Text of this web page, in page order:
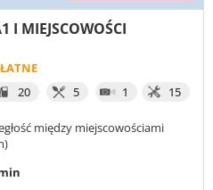
I MIEJSCOWOŚCI
20
5 1 15
między miejscowościami